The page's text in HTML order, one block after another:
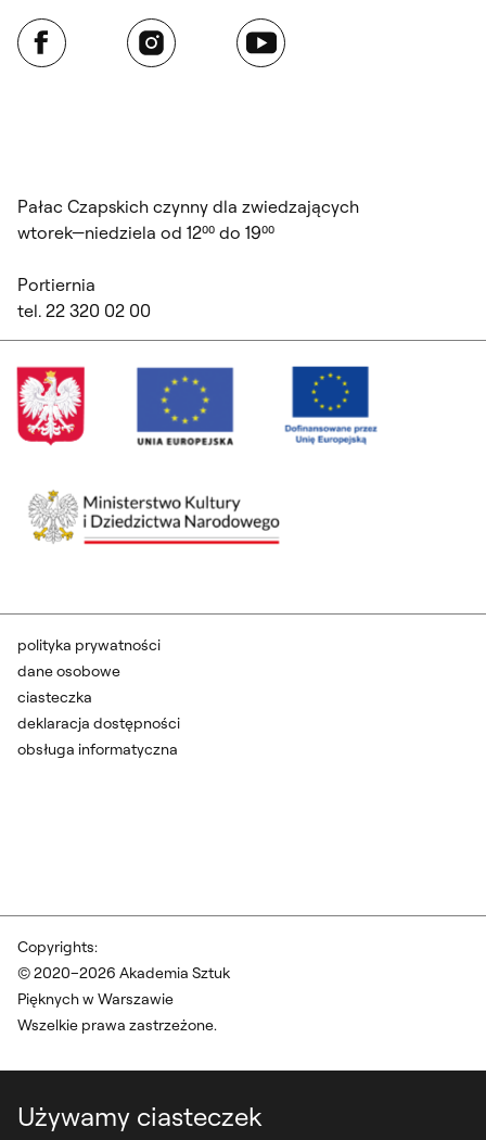
Używamy ciasteczek
Facebook Instagram YouTube
Pałac Czapskich czynny dla zwiedzających
wtorek—niedziela od 12⁰⁰ do 19⁰⁰
Portiernia
tel. 22 320 02 00
Copyrights:
© 2020–2026 Akademia Sztuk
Pięknych w Warszawie
Wszelkie prawa zastrzeżone.
polityka prywatności
dane osobowe
ciasteczka
deklaracja dostępności
obsługa informatyczna